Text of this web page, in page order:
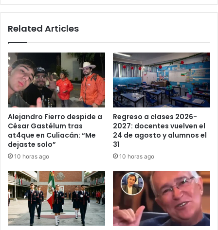
Related Articles
Alejandro Fierro despide a
César Gastélum tras
at4que en Culiacán: “Me
dejaste solo”
10 horas ago
Regreso a clases 2026-
2027: docentes vuelven el
24 de agosto y alumnos el
31
10 horas ago